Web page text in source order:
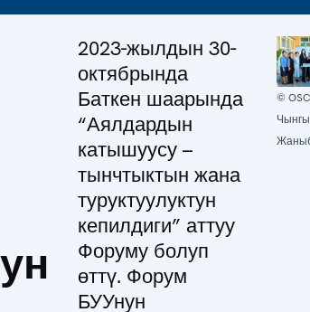
2023-жылдын 30-
октябрында
Баткен шаарында
“Аялдардын
катышуусу –
тынчтыктын жана
туруктуулуктун
кепилдиги” аттуу
Форуму болуп
өттү. Форум
БУУнун
©